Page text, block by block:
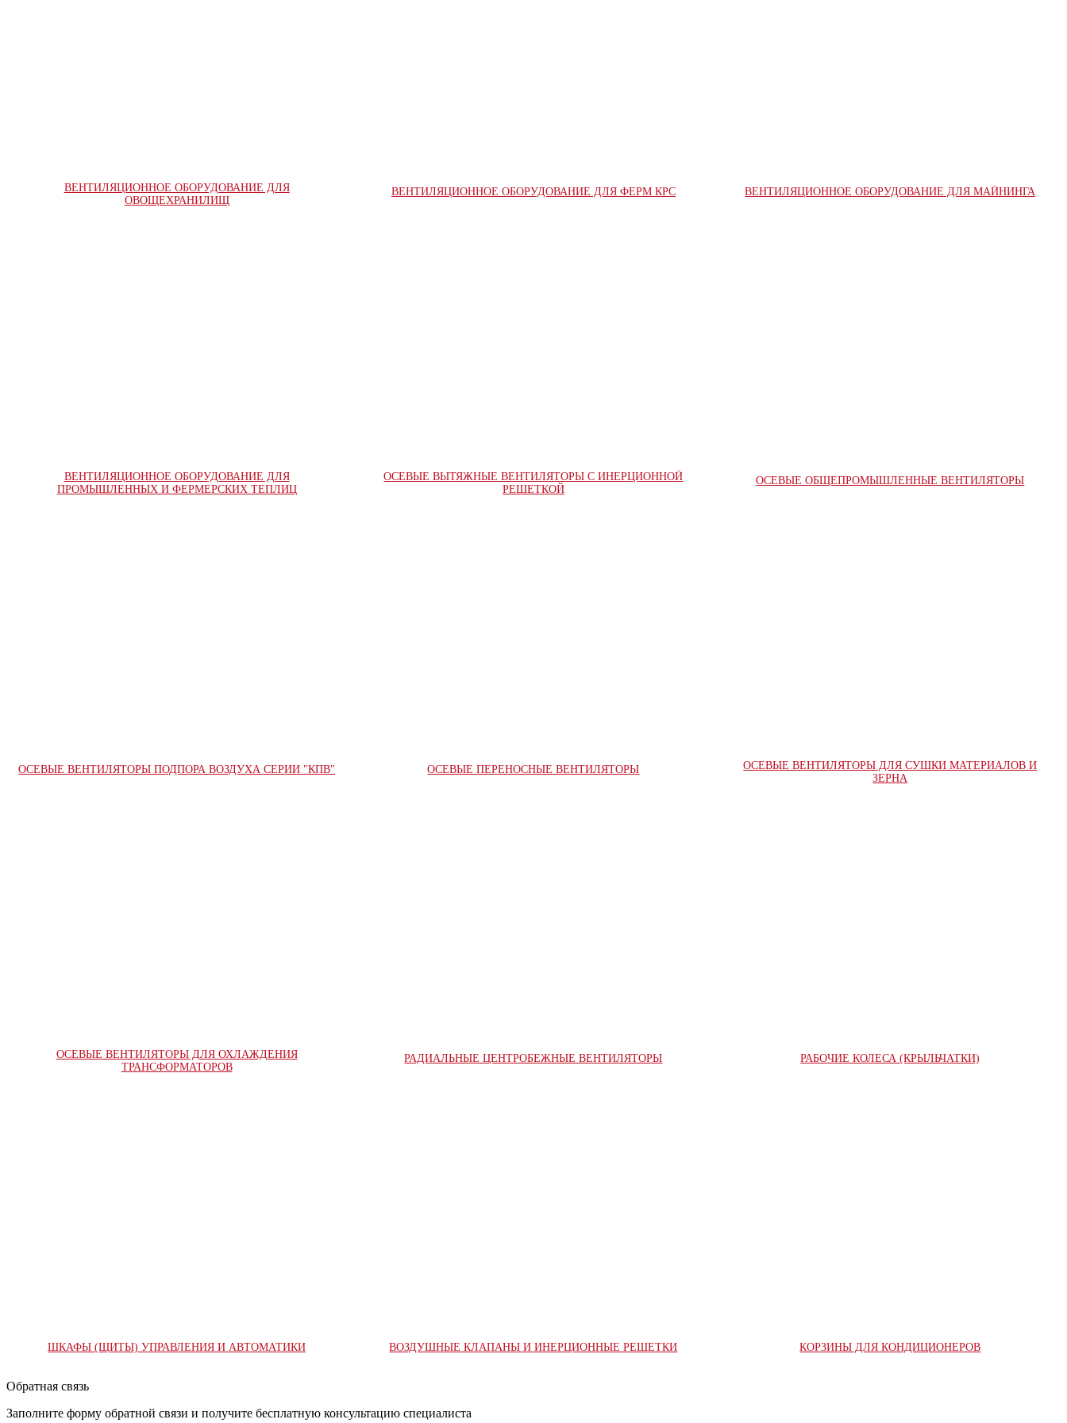
ВЕНТИЛЯЦИОННОЕ ОБОРУДОВАНИЕ ДЛЯ
ОВОЩЕХРАНИЛИЩ
ВЕНТИЛЯЦИОННОЕ ОБОРУДОВАНИЕ ДЛЯ ФЕРМ КРС ВЕНТИЛЯЦИОННОЕ ОБОРУДОВАНИЕ ДЛЯ МАЙНИНГА
ВЕНТИЛЯЦИОННОЕ ОБОРУДОВАНИЕ ДЛЯ
ПРОМЫШЛЕННЫХ И ФЕРМЕРСКИХ ТЕПЛИЦ
ОСЕВЫЕ ВЫТЯЖНЫЕ ВЕНТИЛЯТОРЫ С ИНЕРЦИОННОЙ
РЕШЕТКОЙ
ОСЕВЫЕ ОБЩЕПРОМЫШЛЕННЫЕ ВЕНТИЛЯТОРЫ
ОСЕВЫЕ ВЕНТИЛЯТОРЫ ПОДПОРА ВОЗДУХА СЕРИИ "КПВ" ОСЕВЫЕ ПЕРЕНОСНЫЕ ВЕНТИЛЯТОРЫ
ОСЕВЫЕ ВЕНТИЛЯТОРЫ ДЛЯ СУШКИ МАТЕРИАЛОВ И
ЗЕРНА
ОСЕВЫЕ ВЕНТИЛЯТОРЫ ДЛЯ ОХЛАЖДЕНИЯ
ТРАНСФОРМАТОРОВ
РАДИАЛЬНЫЕ ЦЕНТРОБЕЖНЫЕ ВЕНТИЛЯТОРЫ РАБОЧИЕ КОЛЕСА (КРЫЛЬЧАТКИ)
ШКАФЫ (ЩИТЫ) УПРАВЛЕНИЯ И АВТОМАТИКИ ВОЗДУШНЫЕ КЛАПАНЫ И ИНЕРЦИОННЫЕ РЕШЕТКИ КОРЗИНЫ ДЛЯ КОНДИЦИОНЕРОВ
Обратная связь
Заполните форму обратной связи и получите бесплатную консультацию специалиста